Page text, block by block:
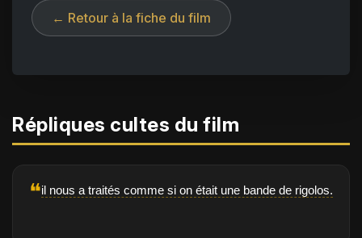
← Retour à la fiche du film
Répliques cultes du film
❝il nous a traités comme si on était une bande de rigolos.